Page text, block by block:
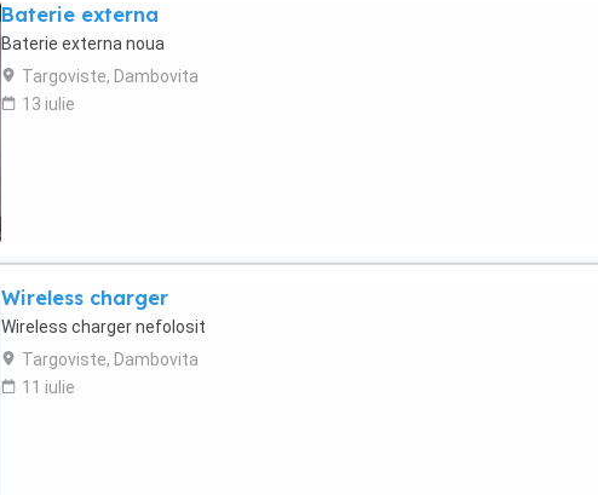
Baterie externa
Baterie externa noua
Targoviste, Dambovita
13 iulie
Wireless charger
Wireless charger nefolosit
Targoviste, Dambovita
11 iulie